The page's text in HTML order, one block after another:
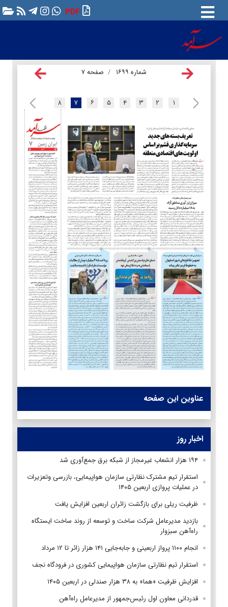
PDF
شماره ۱۶۹۹ صفحه ۷
۱ ۲ ۳ ۴ ۵ ۶ ۷ ۸
عناوین این صفحه
اخبار روز
۱۹۴ هزار انشعاب غیرمجاز از شبکه برق جمع‌آوری شد
استقرار تیم مشترک نظارتی سازمان هواپیمایی، بازرسی وتعزیرات
در عملیات پروازی اربعین ۱۴۰۵
ظرفیت ریلی برای بازگشت زائران اربعین افزایش یافت
بازدید مدیرعامل شرکت ساخت و توسعه از روند ساخت ایستگاه
راه‌آهن سبزوار
انجام ۱۱۰۰ پرواز اربعینی و جابه‌جایی ۱۴۱ هزار زائر تا ۱۲ مرداد
استقرار تیم‌ نظارتی سازمان هواپیمایی کشوری در فرودگاه نجف
افزایش ظرفیت «هما» به ۳۸ هزار صندلی در اربعین ۱۴۰۵
قدردانی معاون اول رئیس‌جمهور از مدیرعامل راه‌آهن